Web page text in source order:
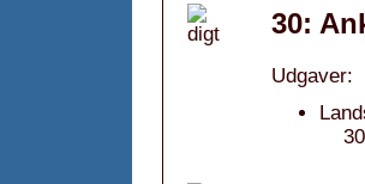
30:
Udgaver: